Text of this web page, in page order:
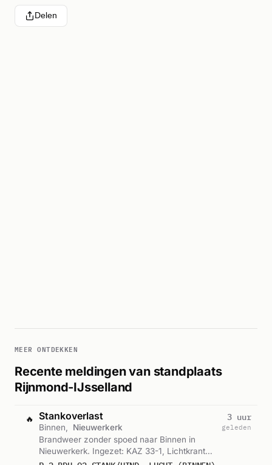
Delen
MEER ONTDEKKEN
Recente meldingen van standplaats
Rijnmond-IJsselland
🔥 Stankoverlast
Binnen,
Nieuwerkerk
Brandweer zonder spoed naar Binnen in
Nieuwerkerk. Ingezet: KAZ 33-1, Lichtkrant
MKB. Let op: incident met gevaarlijke stoffen.
3 uur
geleden